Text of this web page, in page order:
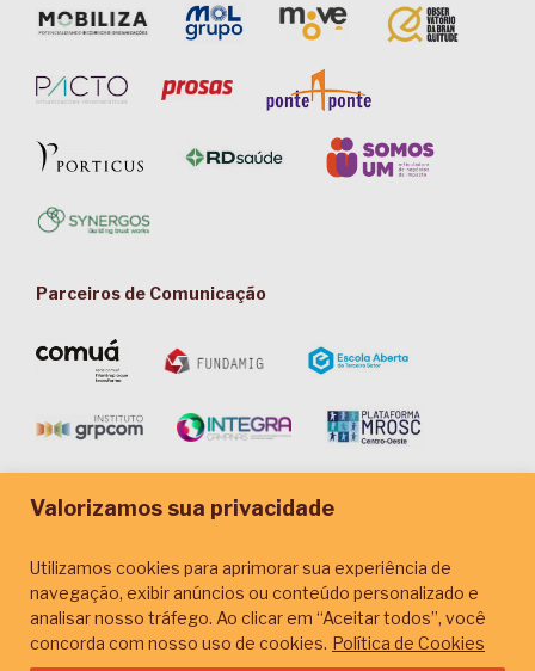
Valorizamos sua privacidade
Utilizamos cookies para aprimorar sua experiência de
navegação, exibir anúncios ou conteúdo personalizado e
analisar nosso tráfego. Ao clicar em “Aceitar todos”, você
concorda com nosso uso de cookies. Política de Cookies
Parceiros de Comunicação